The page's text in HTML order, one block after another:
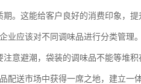
。这能给客户良好的消费印象，提
业应该对不同调味品进行分类管理
意避潮，袋装的调味品不能等堆
配送市场中获得一席之地，建立